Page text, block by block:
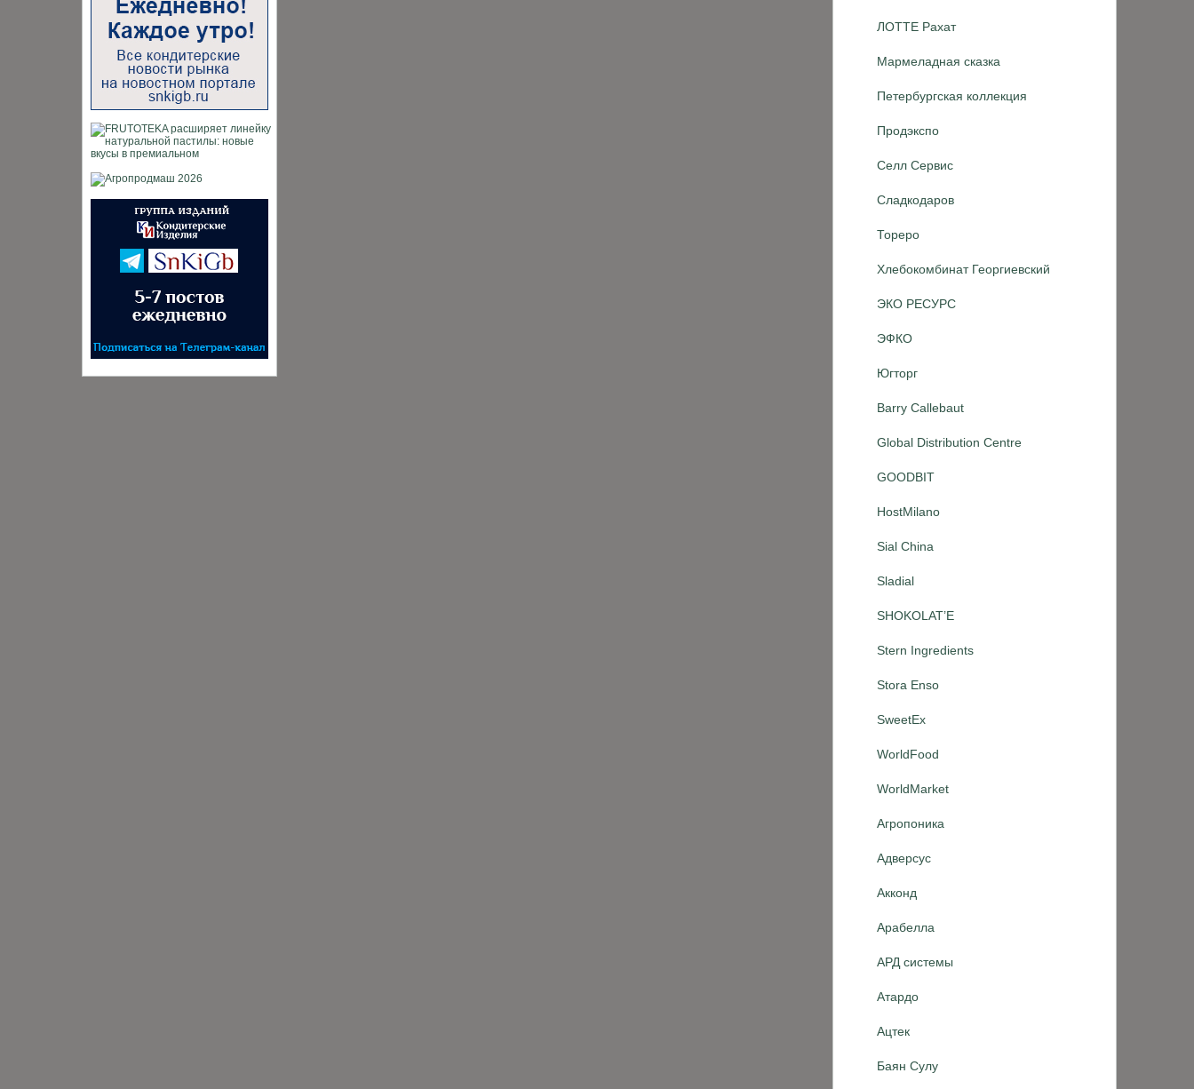
ЛОТТЕ Рахат
Мармеладная сказка
Петербургская коллекция
Продэкспо
Селл Сервис
Сладкодаров
Тореро
Хлебокомбинат Георгиевский
ЭКО РЕСУРС
ЭФКО
Югторг
Barry Callebaut
Global Distribution Centre
GOODBIT
HostMilano
Sial China
Sladial
SHOKOLAT’E
Stern Ingredients
Stora Enso
SweetEx
WorldFood
WorldMarket
Агропоника
Адверсус
Акконд
Арабелла
АРД системы
Атардо
Ацтек
Баян Сулу